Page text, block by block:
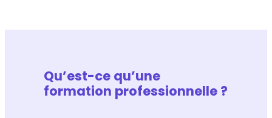
Qu’est-ce qu’une
formation professionnelle ?